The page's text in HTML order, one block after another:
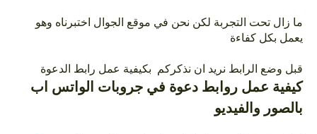
ما زال تحت التجربة لكن نحن في موقع الجوال اختبرناه وهو
يعمل بكل كفاءة
قبل وضع الرابط نريد ان نذكركم بكيفية عمل رابط الدعوة
كيفية عمل روابط دعوة في جروبات الواتس اب
بالصور والفيديو